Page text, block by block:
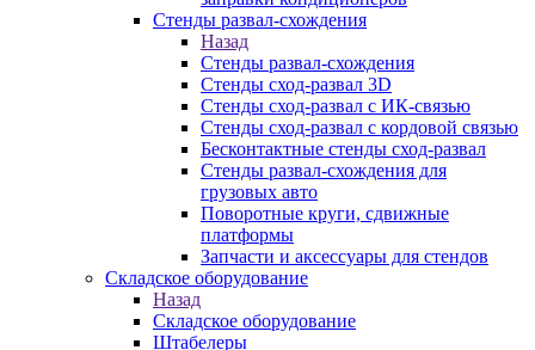
Стенды развал-схождения
Назад
Стенды развал-схождения
Стенды сход-развал 3D
Стенды сход-развал с ИК-связью
Стенды сход-развал с кордовой связью
Бесконтактные стенды сход-развал
Стенды развал-схождения для
грузовых авто
Поворотные круги, сдвижные
платформы
Запчасти и аксессуары для стендов
Складское оборудование
Назад
Складское оборудование
Штабелеры